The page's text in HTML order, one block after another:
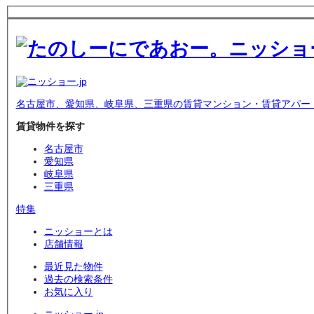
名古屋市、愛知県、岐阜県、三重県の賃貸マンション・賃貸アパー
賃貸物件を探す
名古屋市
愛知県
岐阜県
三重県
特集
ニッショーとは
店舗情報
最近見た物件
過去の検索条件
お気に入り